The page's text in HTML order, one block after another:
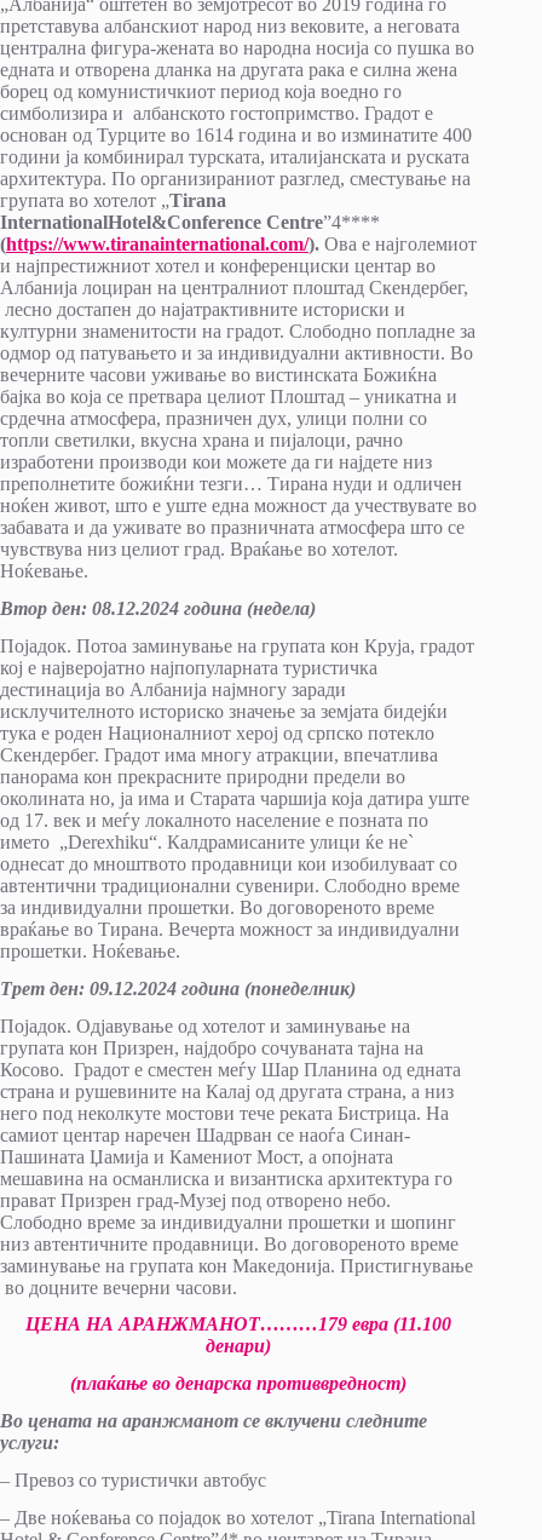
„Албанија“ оштетен во земјотресот во 2019 година го
претставува албанскиот народ низ вековите, а неговата
централна фигура-жената во народна носија со пушка во
едната и отворена дланка на другата рака е силна жена
борец од комунистичкиот период која воедно го
симболизира и албанското гостопримство. Градот е
основан од Турците во 1614 година и во изминатите 400
години ја комбинирал турската, италијанската и руската
архитектура. По организираниот разглед, сместување на
групата во хотелот „Tirana
InternationalHotel&Conference Centre”4****
(https://www.tiranainternational.com/). Ова е најголемиот
и најпрестижниот хотел и конференциски центар во
Албанија лоциран на централниот плоштад Скендербег,
лесно достапен до најатрактивните историски и
културни знаменитости на градот. Слободно попладне за
одмор од патувањето и за индивидуални активности. Во
вечерните часови уживање во вистинската Божиќна
бајка во која се претвара целиот Плоштад – уникатна и
срдечна атмосфера, празничен дух, улици полни со
топли светилки, вкусна храна и пијалоци, рачно
изработени производи кои можете да ги најдете низ
преполнетите божиќни тезги… Тирана нуди и одличен
ноќен живот, што е уште една можност да учествувате во
забавата и да уживате во празничната атмосфера што се
чувствува низ целиот град. Враќање во хотелот.
Ноќевање.
Втор ден: 08.12.2024 година (недела)
Појадок. Потоа заминување на групата кон Круја, градот
кој е најверојатно најпопуларната туристичка
дестинација во Албанија најмногу заради
исклучителното историско значење за земјата бидејќи
тука е роден Националниот херој од српско потекло
Скендербег. Градот има многу атракции, впечатлива
панорама кон прекрасните природни предели во
околината но, ја има и Старата чаршија која датира уште
од 17. век и меѓу локалното население е позната по
името „Derexhiku“. Калдрамисаните улици ќе не`
однесат до мноштвото продавници кои изобилуваат со
автентични традиционални сувенири. Слободно време
за индивидуални прошетки. Во договореното време
враќање во Тирана. Вечерта можност за индивидуални
прошетки. Ноќевање.
Трет ден: 09.12.2024 година (понеделник)
Појадок. Одјавување од хотелот и заминување на
групата кон Призрен, најдобро сочуваната тајна на
Косово. Градот е сместен меѓу Шар Планина од едната
страна и рушевините на Калај од другата страна, а низ
него под неколкуте мостови тече реката Бистрица. На
самиот центар наречен Шадрван се наоѓа Синан-
Пашината Џамија и Камениот Мост, а опојната
мешавина на османлиска и византиска архитектура го
прават Призрен град-Музеј под отворено небо.
Слободно време за индивидуални прошетки и шопинг
низ автентичните продавници. Во договореното време
заминување на групата кон Македонија. Пристигнување
во доцните вечерни часови.
ЦЕНА НА АРАНЖМАНОТ………179 евра (11.100
денари)
(плаќање во денарска противвредност)
Во цената на аранжманот се вклучени следните
услуги:
– Превоз со туристички автобус
– Две ноќевања со појадок во хотелот „Tirana International